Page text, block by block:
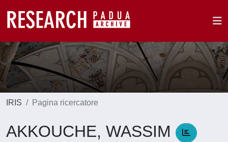
IRIS Pagina ricercatore
AKKOUCHE, WASSIM